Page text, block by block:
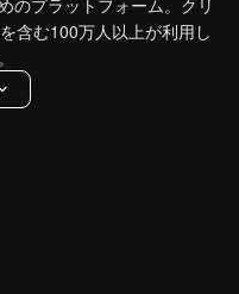
のプラットフォーム。クリ
含む100万人以上が利用し